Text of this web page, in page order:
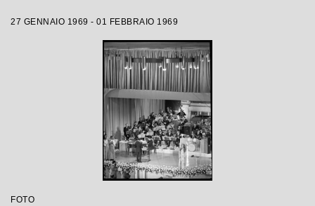
27 GENNAIO 1969 - 01 FEBBRAIO 1969
FOTO